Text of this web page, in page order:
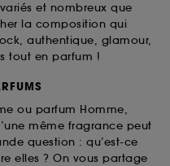
et nombreux que
la composition qui
authentique, glamour,
tout en parfum !
ou parfum Homme,
même fragrance peut
question : qu’est-ce
elles ? On vous partage